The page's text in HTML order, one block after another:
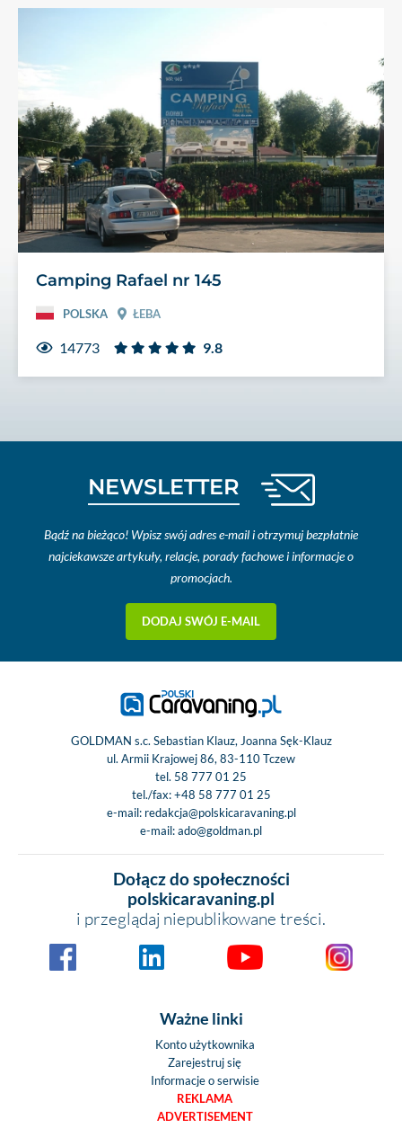
Camping Rafael nr 145
POLSKA ŁEBA
14773 9.8
NEWSLETTER
Bądź na bieżąco! Wpisz swój adres e-mail i otrzymuj bezpłatnie
najciekawsze artykuły, relacje, porady fachowe i informacje o
promocjach.
DODAJ SWÓJ E-MAIL
GOLDMAN s.c. Sebastian Klauz, Joanna Sęk-Klauz
ul. Armii Krajowej 86, 83-110 Tczew
tel. 58 777 01 25
tel./fax:+48 58 777 01 25
e-mail: redakcja@polskicaravaning.pl
e-mail:ado@goldman.pl
Dołącz do społeczności
polskicaravaning.pl
i przeglądaj niepublikowane treści.
Ważne linki
Konto użytkownika
Zarejestruj się
Informacje o serwisie
REKLAMA
ADVERTISEMENT